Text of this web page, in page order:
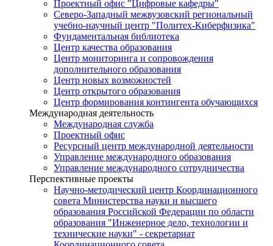
Проектный офис "Цифровые кафедры"
Северо-Западный межвузовский региональный
учебно-научный центр "Политех-Киберфизика"
Фундаментальная библиотека
Центр качества образования
Центр мониторинга и сопровождения
дополнительного образования
Центр новых возможностей
Центр открытого образования
Центр формирования контингента обучающихся
Международная деятельность
Международная служба
Проектный офис
Ресурсный центр международной деятельности
Управление международного образования
Управление международного сотрудничества
Перспективные проекты
Научно-методический центр Координационного
совета Министерства науки и высшего
образования Российской Федерации по области
образования "Инженерное дело, технологии и
технические науки" - секретариат